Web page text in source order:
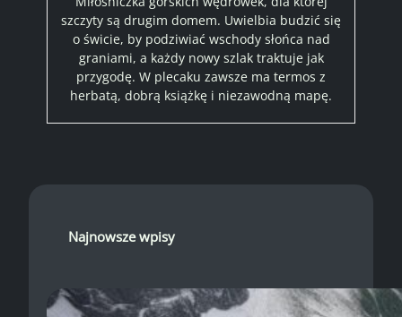
szczyty są drugim domem. Uwielbia budzić się
o świcie, by podziwiać wschody słońca nad
graniami, a każdy nowy szlak traktuje jak
przygodę. W plecaku zawsze ma termos z
herbatą, dobrą książkę i niezawodną mapę.
Najnowsze wpisy